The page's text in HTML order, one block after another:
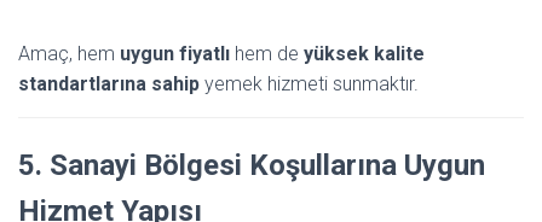
Amaç, hem uygun fiyatlı hem de yüksek kalite
standartlarına sahip yemek hizmeti sunmaktır.
5. Sanayi Bölgesi Koşullarına Uygun
Hizmet Yapısı